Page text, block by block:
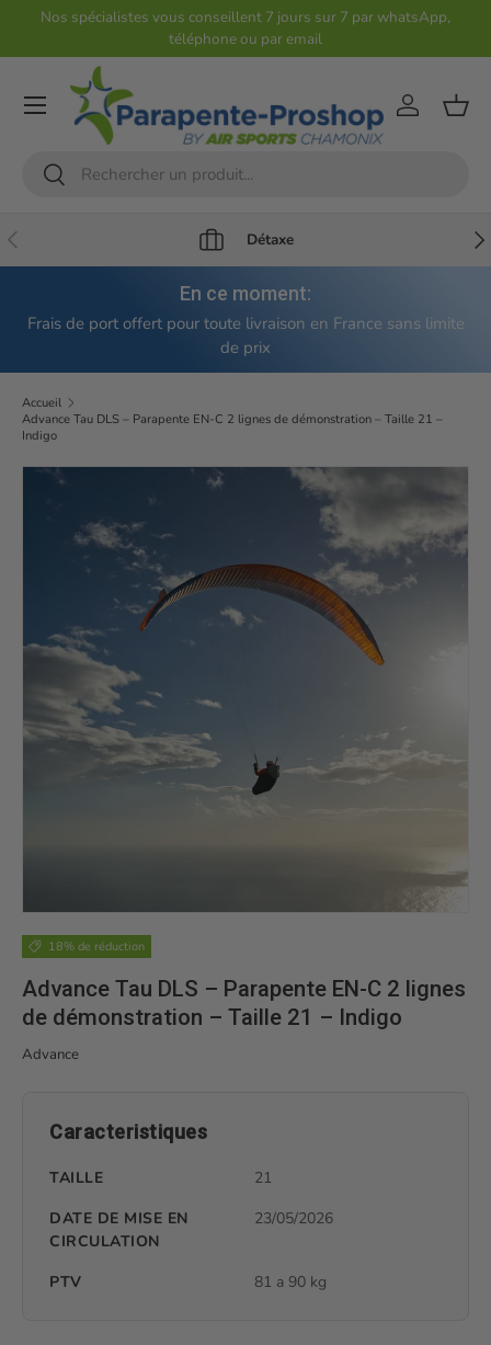
Nos spécialistes vous conseillent 7 jours sur 7 par whatsApp,
téléphone ou par email
Recherche
Rechercher
Compte
Précédent Détaxe
En ce moment:
Frais de port offert pour toute livraison en France sans limite
de prix
Accueil
Advance Tau DLS – Parapente EN-C 2 lignes de démonstration – Taille 21 –
Indigo
18% de réduction
Advance Tau DLS – Parapente EN-C 2 lignes
de démonstration – Taille 21 – Indigo
Advance
Caracteristiques
TAILLE
21
DATE DE MISE EN
CIRCULATION
23/05/2026
PTV 81 a 90 kg